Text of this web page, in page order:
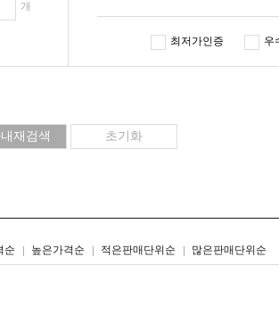
개
최저가인증 우
순 높은가격순 적은판매단위순 많은판매단위순